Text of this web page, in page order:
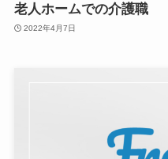
老人ホームでの介護職
2022年4月7日